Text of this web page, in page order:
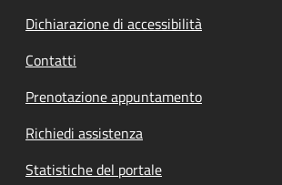
Dichiarazione di accessibilità
Contatti
Prenotazione appuntamento
Richiedi assistenza
Statistiche del portale